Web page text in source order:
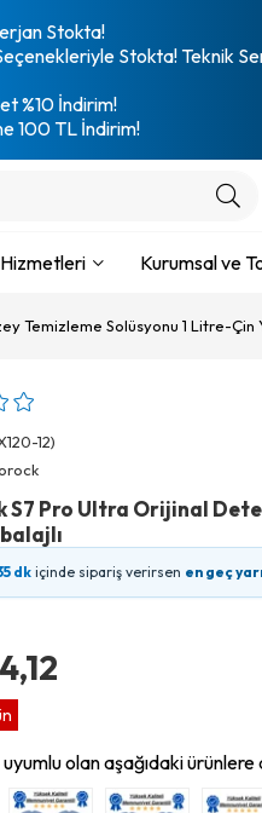
Stokta!
Stokta! Teknik
%10 İndirim!
100 TL İndirim!
Kurumsal ve
Temizleme Solüsyonu 1 Litre-Çin
12)
S7 Pro Ultra Orijinal
dk içinde sipariş verirsen en geç
olan aşağıdaki